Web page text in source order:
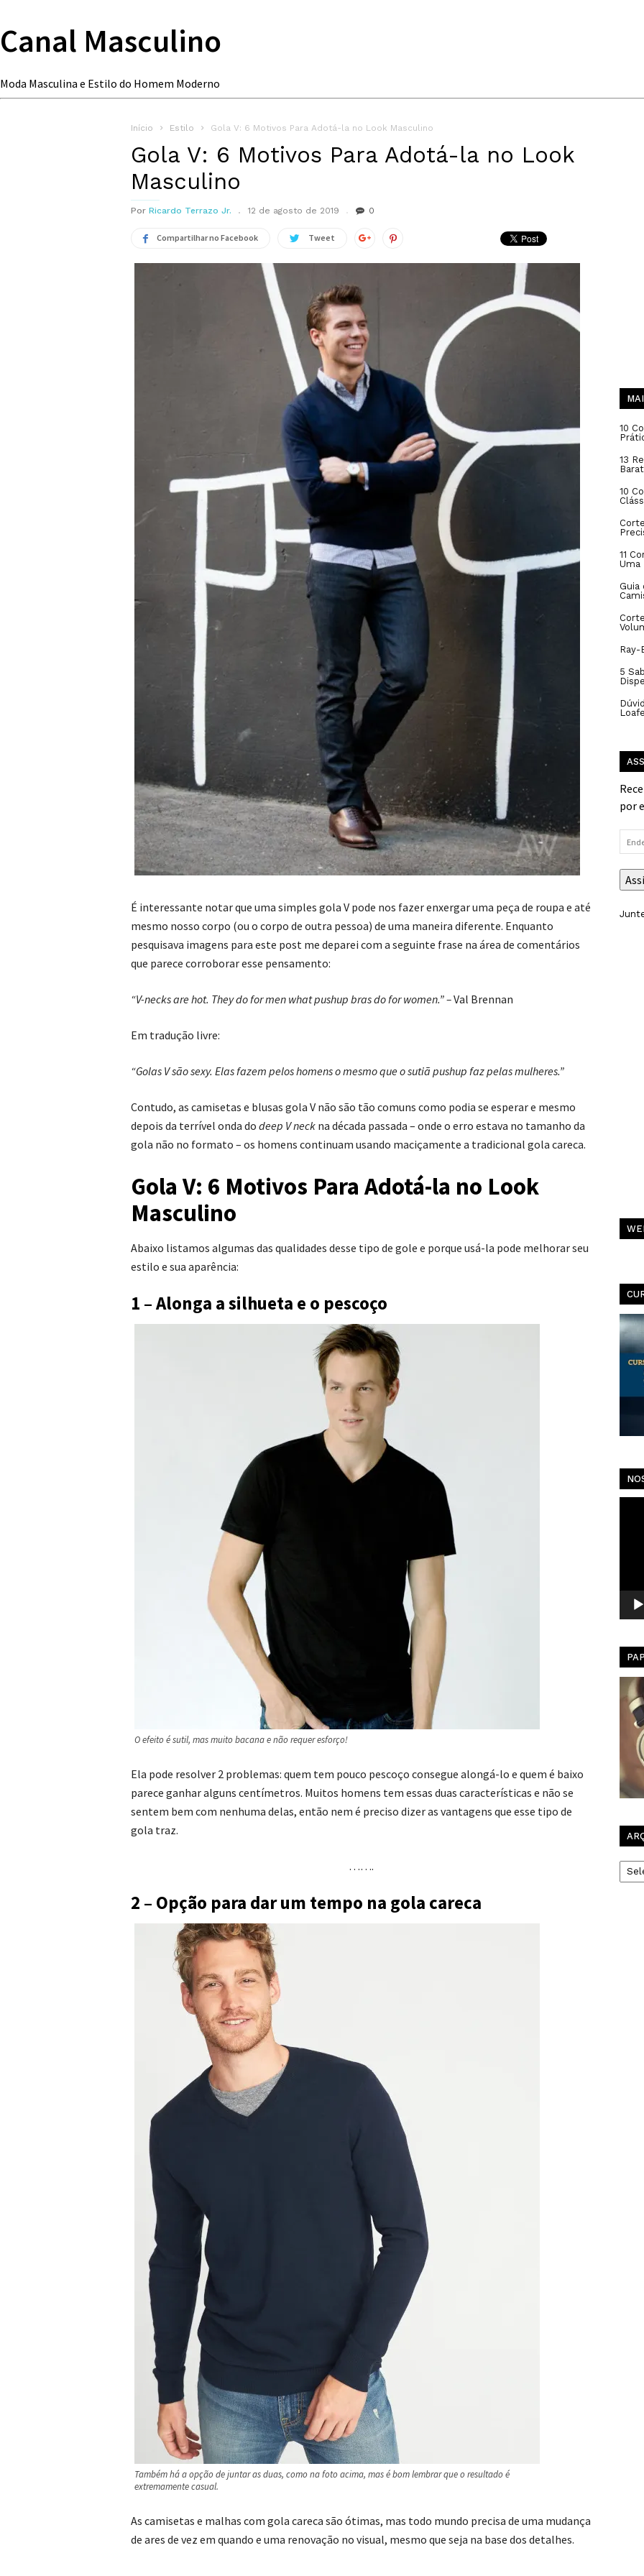
Canal Masculino
Moda Masculina e Estilo do Homem Moderno
Início Estilo Gola V: 6 Motivos Para Adotá-la no Look Masculino
Gola V: 6 Motivos Para Adotá-la no Look
Masculino
Por Ricardo Terrazo Jr. 12 de agosto de 2019 0
Compartilhar no Facebook Tweet
É interessante notar que uma simples gola V pode nos fazer enxergar uma peça de roupa e até
mesmo nosso corpo (ou o corpo de outra pessoa) de uma maneira diferente. Enquanto
pesquisava imagens para este post me deparei com a seguinte frase na área de comentários
que parece corroborar esse pensamento:
“V-necks are hot. They do for men what pushup bras do for women.” –Val Brennan
Em tradução livre:
“Golas V são sexy. Elas fazem pelos homens o mesmo que o sutiã pushup faz pelas mulheres.”
Contudo, as camisetas e blusas gola V não são tão comuns como podia se esperar e mesmo
depois da terrível onda do deep V neck na década passada – onde o erro estava no tamanho da
gola não no formato – os homens continuam usando maciçamente a tradicional gola careca.
Gola V: 6 Motivos Para Adotá-la no Look
Masculino
Abaixo listamos algumas das qualidades desse tipo de gole e porque usá-la pode melhorar seu
estilo e sua aparência:
1 – Alonga a silhueta e o pescoço
O efeito é sutil, mas muito bacana e não requer esforço!
Ela pode resolver 2 problemas: quem tem pouco pescoço consegue alongá-lo e quem é baixo
parece ganhar alguns centímetros. Muitos homens tem essas duas características e não se
sentem bem com nenhuma delas, então nem é preciso dizer as vantagens que esse tipo de
gola traz.
…….
2 – Opção para dar um tempo na gola careca
Também há a opção de juntar as duas, como na foto acima, mas é bom lembrar que o resultado é
extremamente casual.
As camisetas e malhas com gola careca são ótimas, mas todo mundo precisa de uma mudança
de ares de vez em quando e uma renovação no visual, mesmo que seja na base dos detalhes.
10
13
10
11
Uma
Guia
Ray-
5
por
de
e-
mail